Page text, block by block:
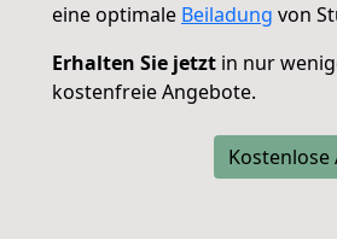
eine optimale Beiladung von
Erhalten Sie jetzt in nur
kostenfreie Angebote.